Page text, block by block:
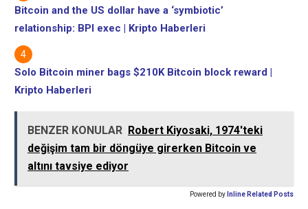
Bitcoin and the US dollar have a ‘symbiotic’
relationship: BPI exec | Kripto Haberleri
Solo Bitcoin miner bags $210K Bitcoin block reward |
Kripto Haberleri
BENZER KONULAR Robert Kiyosaki, 1974'teki
değişim tam bir döngüye girerken Bitcoin ve
altını tavsiye ediyor
Powered by Inline Related Posts